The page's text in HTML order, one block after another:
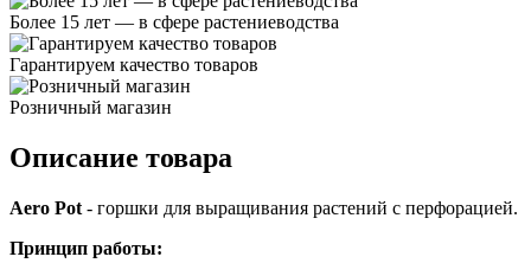
Более 15 лет — в сфере растениеводства
Гарантируем качество товаров
Розничный магазин
Описание товара
Aero Pot - горшки для выращивания растений с перфорацией.
Принцип работы: